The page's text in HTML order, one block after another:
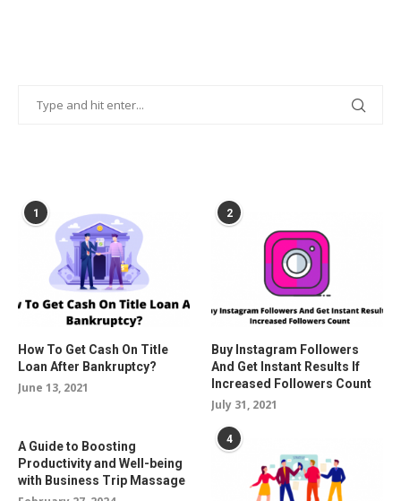
1
How To Get Cash On Title
Loan After Bankruptcy?
June 13, 2021
2
Buy Instagram Followers
And Get Instant Results If
Increased Followers Count
July 31, 2021
A Guide to Boosting
Productivity and Well-being
with Business Trip Massage
4